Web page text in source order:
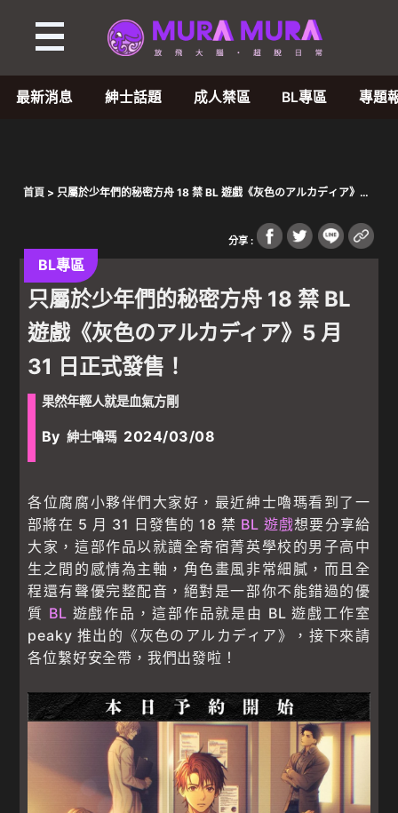
最新消息 紳士話題 成人禁區 BL專區 專題
首頁> 只屬於少年們的秘密方舟 18 禁 BL 遊戲《灰色のアルカディア》5
分享 :
BL專區
只屬於少年們的秘密方舟 18 禁 BL
遊戲《灰色のアルカディア》5 月
31 日正式發售！
果然年輕人就是血氣方剛
By 紳士嚕瑪 2024/03/08
各位腐腐小夥伴們大家好，最近紳士嚕瑪看到了一
部將在 5 月 31 日發售的 18 禁 BL 遊戲想要分享給
大家，這部作品以就讀全寄宿菁英學校的男子高中
生之間的感情為主軸，角色畫風非常細膩，而且全
程還有聲優完整配音，絕對是一部你不能錯過的優
質 BL 遊戲作品，這部作品就是由 BL 遊戲工作室
peaky 推出的《灰色のアルカディア》，接下來請
各位繫好安全帶，我們出發啦！